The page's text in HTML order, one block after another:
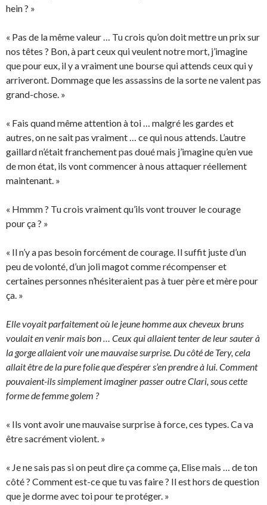
hein ? »
« Pas de la même valeur … Tu crois qu’on doit mettre un prix sur
nos têtes ? Bon, à part ceux qui veulent notre mort, j’imagine
que pour eux, il y a vraiment une bourse qui attends ceux qui y
arriveront. Dommage que les assassins de la sorte ne valent pas
grand-chose. »
« Fais quand même attention à toi … malgré les gardes et
autres, on ne sait pas vraiment … ce qui nous attends. L’autre
gaillard n’était franchement pas doué mais j’imagine qu’en vue
de mon état, ils vont commencer à nous attaquer réellement
maintenant. »
« Hmmm ? Tu crois vraiment qu’ils vont trouver le courage
pour ça ? »
« Il n’y a pas besoin forcément de courage. Il suffit juste d’un
peu de volonté, d’un joli magot comme récompenser et
certaines personnes n’hésiteraient pas à tuer père et mère pour
ça. »
Elle voyait parfaitement où le jeune homme aux cheveux bruns
voulait en venir mais bon … Ceux qui allaient tenter de leur sauter à
la gorge allaient voir une mauvaise surprise. Du côté de Tery, cela
allait être de la pure folie que d’espérer s’en prendre à lui. Comment
pouvaient-ils simplement imaginer passer outre Clari, sous cette
forme de femme golem ?
« Ils vont avoir une mauvaise surprise à force, ces types. Ca va
être sacrément violent. »
« Je ne sais pas si on peut dire ça comme ça, Elise mais … de ton
côté ? Comment est-ce que tu vas faire ? Il est hors de question
que je dorme avec toi pour te protéger. »